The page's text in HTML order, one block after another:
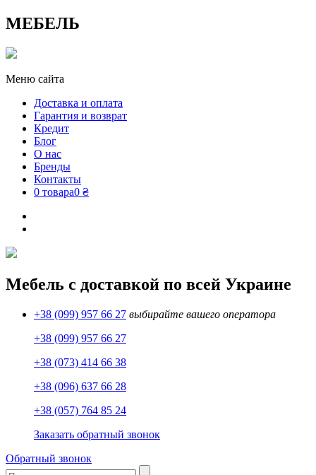
МЕБЕЛЬ
Меню сайта
Доставка и оплата
Гарантия и возврат
Кредит
Блог
О нас
Бренды
Контакты
0 товара0 ₴
Мебель с доставкой по всей Украине
+38 (099) 957 66 27 выбирайте вашего оператора
+38 (099) 957 66 27
+38 (073) 414 66 38
+38 (096) 637 66 28
+38 (057) 764 85 24
Заказать обратный звонок
Обратный звонок